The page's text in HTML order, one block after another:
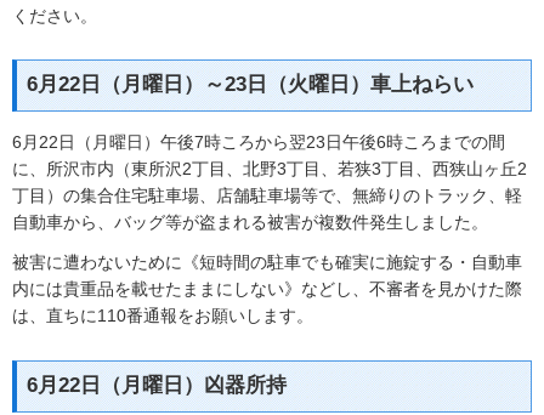
ください。
6月22日（月曜日）～23日（火曜日）車上ねらい
6月22日（月曜日）午後7時ころから翌23日午後6時ころまでの間
に、所沢市内（東所沢2丁目、北野3丁目、若狭3丁目、西狭山ヶ丘2
丁目）の集合住宅駐車場、店舗駐車場等で、無締りのトラック、軽
自動車から、バッグ等が盗まれる被害が複数件発生しました。
被害に遭わないために《短時間の駐車でも確実に施錠する・自動車
内には貴重品を載せたままにしない》などし、不審者を見かけた際
は、直ちに110番通報をお願いします。
6月22日（月曜日）凶器所持